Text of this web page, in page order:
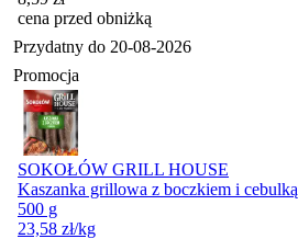
cena przed obniżką
Przydatny do 20-08-2026
Promocja
SOKOŁÓW GRILL HOUSE
Kaszanka grillowa z boczkiem i cebulką
500 g
23,58 zł/kg